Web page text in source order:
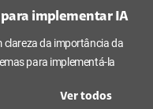
implementar IA
clareza da importância da
para implementá-la
Ver todos